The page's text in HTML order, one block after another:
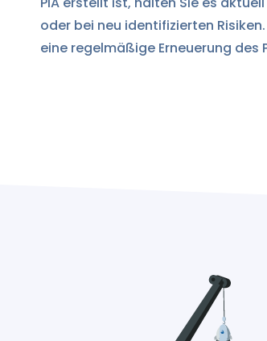
oder bei neu identifizierten
eine regelmäßige Erneuerung des